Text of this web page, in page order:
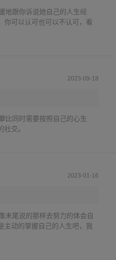
地跟你诉说她自己的人生经
你可以认可也可以不认可，看
2023-09-18
比同时需要按照自己的心生
交。
2023-01-16
末尾说的那样去努力的体会自
主动的掌握自己的人生吧，我